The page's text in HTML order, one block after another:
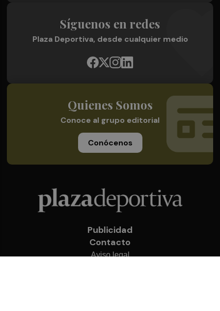
Síguenos en redes
Plaza Deportiva, desde cualquier medio
Quienes Somos
Conoce al grupo editorial
Conócenos
Publicidad
Contacto
Aviso legal